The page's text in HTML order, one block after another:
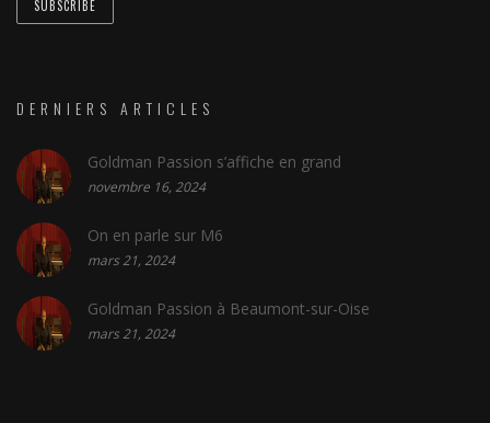
DERNIERS ARTICLES
Goldman Passion s’affiche en grand
novembre 16, 2024
On en parle sur M6
mars 21, 2024
Goldman Passion à Beaumont-sur-Oise
mars 21, 2024